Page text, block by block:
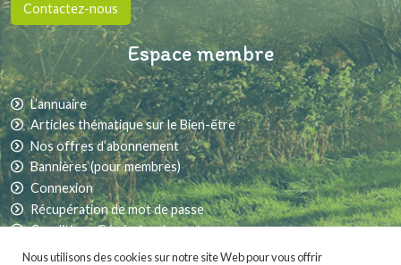
Contactez-nous
Espace membre
L’annuaire
Articles thématique sur le Bien-être
Nos offres d’abonnement
Bannières (pour membres)
Connexion
Récupération de mot de passe
Conditions Générales de vente
Nous utilisons des cookies sur notre site Web pour vous offrir